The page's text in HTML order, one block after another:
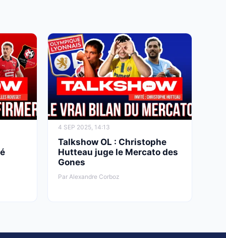
4 SEP 2025, 14:13
Talkshow OL : Christophe
Hutteau juge le Mercato des
Gones
Par Alexandre Corboz